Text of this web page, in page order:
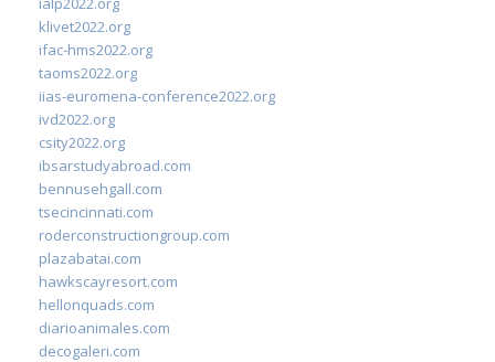
klivet2022.org
ifac-hms2022.org
taoms2022.org
iias-euromena-conference2022.org
ivd2022.org
csity2022.org
ibsarstudyabroad.com
bennusehgall.com
tsecincinnati.com
roderconstructiongroup.com
plazabatai.com
hawkscayresort.com
hellonquads.com
diarioanimales.com
decogaleri.com